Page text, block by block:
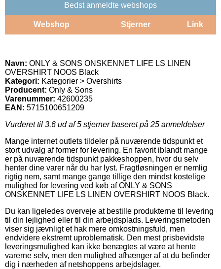
Bedst anmeldte webshops
Webshop Stjerner Link
Navn: ONLY & SONS ONSKENNET LIFE LS LINEN
OVERSHIRT NOOS Black
Kategori: Kategorier > Overshirts
Producent: Only & Sons
Varenummer: 42600235
EAN: 5715100651209
Vurderet til 3.6 ud af 5 stjerner baseret på 25 anmeldelser
Mange internet outlets tildeler på nuværende tidspunkt et
stort udvalg af former for levering. En favorit iblandt mange
er på nuværende tidspunkt pakkeshoppen, hvor du selv
henter dine varer når du har lyst. Fragtløsningen er nemlig
rigtig nem, samt mange gange tillige den mindst kostelige
mulighed for levering ved køb af ONLY & SONS
ONSKENNET LIFE LS LINEN OVERSHIRT NOOS Black.
Du kan ligeledes overveje at bestille produkterne til levering
til din lejlighed eller til din arbejdsplads. Leveringsmetoden
viser sig jævnligt et hak mere omkostningsfuld, men
endvidere ekstremt uproblematisk. Den mest prisbevidste
leveringsmulighed kan ikke benægtes at være at hente
varerne selv, men den mulighed afhænger af at du befinder
dig i nærheden af netshoppens arbejdslager.